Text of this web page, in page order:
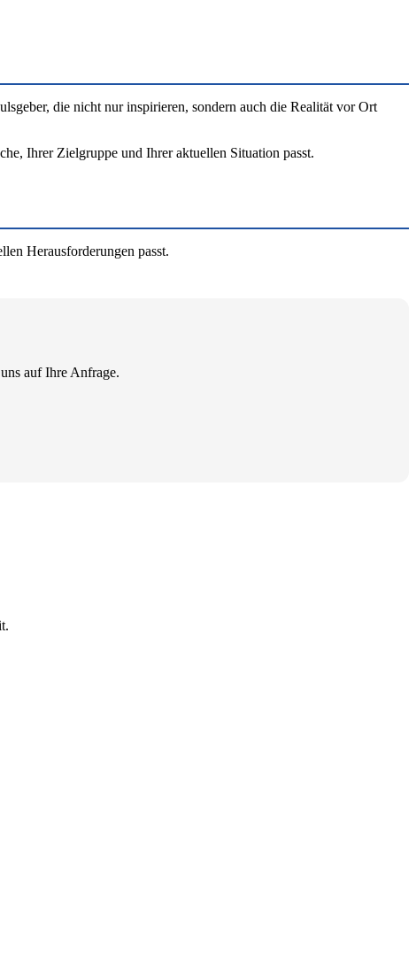
die nicht nur inspirieren, sondern auch die Realität vor Ort
Ihrer Zielgruppe und Ihrer aktuellen Situation passt.
Herausforderungen passt.
auf Ihre Anfrage.